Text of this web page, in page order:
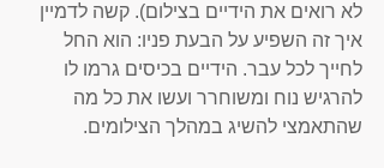
לא רואים את הידיים בצילום). קשה לדמיין
איך זה השפיע על הבעת פניו: הוא החל
לחייך לכל עבר. הידיים בכיסים גרמו לו
להרגיש נוח ומשוחרר ועשו את כל מה
שהתאמצי להשיג במהלך הצילומים.